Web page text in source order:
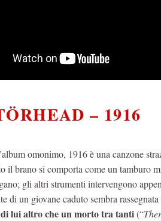
– 1916
omonimo, 1916 è una canzone
il brano si comporta come un tamburo
gli altri strumenti intervengono
di un giovane caduto sembra
lui altro che un morto tra tanti(“